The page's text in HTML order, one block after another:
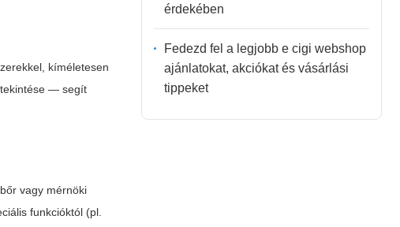
kíméletesen
— segít
vagy mérnöki
funkcióktól (pl.
érdekében
Fedezd fel a legjobb e cigi webshop
ajánlatokat, akciókat és vásárlási
tippeket